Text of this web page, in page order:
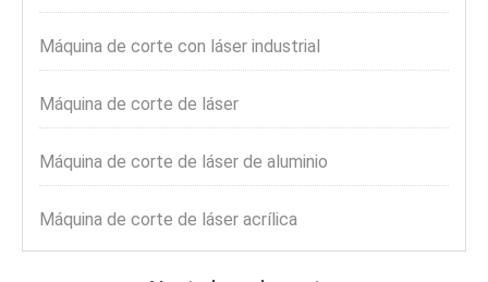
Máquina de corte con láser industrial
Máquina de corte de láser
Máquina de corte de láser de aluminio
Máquina de corte de láser acrílica